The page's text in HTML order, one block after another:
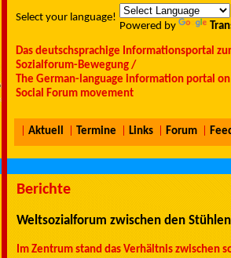
Select your language!
Powered by
Das deutschsprachige Informationsportal
Sozialforum-Bewegung /
The German-language information portal
Social Forum movement
Aktuell Termine Links Forum
Berichte
Weltsozialforum zwischen den Stühlen
Im Zentrum stand das Verhältnis zwischen